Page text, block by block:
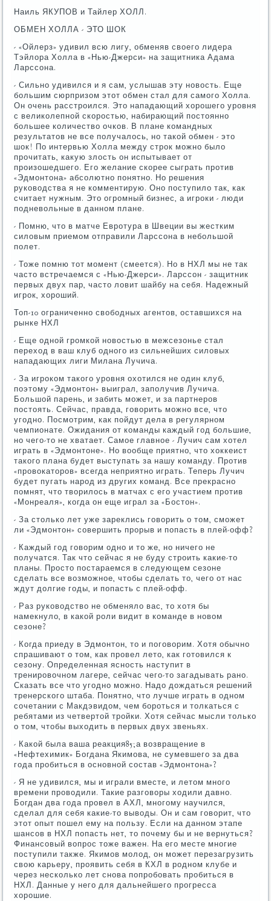
Наиль ЯКУПОВ и Тайлер ХОЛЛ.
ОБМЕН ХОЛЛА - ЭТО ШОК
- «Ойлерз» удивил всю лигу, обменяв своего лидера
Тэйлора Холла в «Нью-Джерси» на защитника Адама
Ларссона.
- Сильно удивился и я сам, услышав эту новость. Еще
большим сюрпризом этот обмен стал для самого Холла.
Он очень расстроился. Это нападающий хорошего уровня
с великолепной скоростью, набирающий постоянно
большее количество очков. В плане командных
результатов не все получалось, но такой обмен - это
шок! По интервью Холла между строк можно было
прочитать, какую злость он испытывает от
произошедшего. Его желание скорее сыграть против
«Эдмонтона» абсолютно понятно. Но решения
руководства я не комментирую. Оно поступило так, как
считает нужным. Это огромный бизнес, а игроки - люди
подневольные в данном плане.
- Помню, что в матче Евротура в Швеции вы жестким
силовым приемом отправили Ларссона в небольшой
полет.
- Тоже помню тот момент (смеется). Но в НХЛ мы не так
часто встречаемся с «Нью-Джерси». Ларссон - защитник
первых двух пар, часто ловит шайбу на себя. Надежный
игрок, хороший.
Топ-10 ограниченно свободных агентов, оставшихся на
рынке НХЛ
- Еще одной громкой новостью в межсезонье стал
переход в ваш клуб одного из сильнейших силовых
нападающих лиги Милана Лучича.
- За игроком такого уровня охотился не один клуб,
поэтому «Эдмонтон» выиграл, заполучив Лучича.
Большой парень, и забить может, и за партнеров
постоять. Сейчас, правда, говорить можно все, что
угодно. Посмотрим, как пойдут дела в регулярном
чемпионате. Ожидания от команды каждый год большие,
но чего-то не хватает. Самое главное - Лучич сам хотел
играть в «Эдмонтоне». Но вообще приятно, что хоккеист
такого плана будет выступать за нашу команду. Против
«провокаторов» всегда неприятно играть. Теперь Лучич
будет пугать народ из других команд. Все прекрасно
помнят, что творилось в матчах с его участием против
«Монреаля», когда он еще играл за «Бостон».
- За столько лет уже зареклись говорить о том, сможет
ли «Эдмонтон» совершить прорыв и попасть в плей-офф?
- Каждый год говорим одно и то же, но ничего не
получатся. Так что сейчас я не буду строить какие-то
планы. Просто постараемся в следующем сезоне
сделать все возможное, чтобы сделать то, чего от нас
ждут долгие годы, и попасть с плей-офф.
- Раз руководство не обменяло вас, то хотя бы
намекнуло, в какой роли видит в команде в новом
сезоне?
- Когда приеду в Эдмонтон, то и поговорим. Хотя обычно
спрашивают о том, как провел лето, как готовился к
сезону. Определенная ясность наступит в
тренировочном лагере, сейчас чего-то загадывать рано.
Сказать все что угодно можно. Надо дождаться решений
тренерского штаба. Понятно, что лучше играть в одном
сочетании с Макдэвидом, чем бороться и толкаться с
ребятами из четвертой тройки. Хотя сейчас мысли только
о том, чтобы выходить в первых двух звеньях.
- Какой была ваша реакция85;а возвращение в
«Нефтехимик» Богдана Якимова, не сумевшего за два
года пробиться в основной состав «Эдмонтона»?
- Я не удивился, мы и играли вместе, и летом много
времени проводили. Такие разговоры ходили давно.
Богдан два года провел в АХЛ, многому научился,
сделал для себя какие-то выводы. Он и сам говорит, что
этот опыт пошел ему на пользу. Если на данном этапе
шансов в НХЛ попасть нет, то почему бы и не вернуться?
Финансовый вопрос тоже важен. На его месте многие
поступили также. Якимов молод, он может перезагрузить
свою карьеру, проявить себя в КХЛ в родном клубе и
через несколько лет снова попробовать пробиться в
НХЛ. Данные у него для дальнейшего прогресса
хорошие.